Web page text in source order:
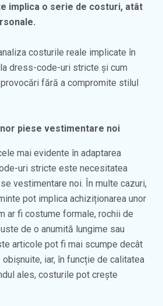
implica o serie de costuri, atât
costurile reale implicate în
dress-code-uri stricte și cum
fără a compromite stilul
piese vestimentare noi
mai evidente în adaptarea
uri stricte este necesitatea
vestimentare noi. În multe cazuri,
pot implica achiziționarea unor
ar fi costume formale, rochii de
de o anumită lungime sau
articole pot fi mai scumpe decât
iar, în funcție de calitatea
ales, costurile pot crește